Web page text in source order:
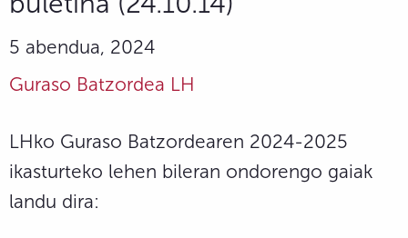
5 abendua, 2024
Guraso Batzordea LH
LHko Guraso Batzordearen 2024-2025
ikasturteko lehen bileran ondorengo gaiak
landu dira: